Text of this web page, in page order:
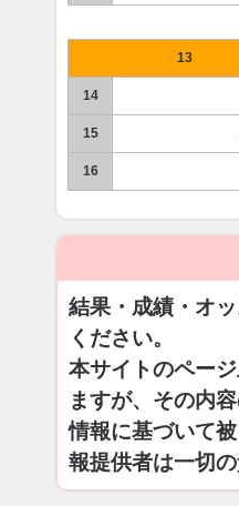
13
14
15
16
結果・成績・オ
ください。
本サイトのペー
ますが、その内
情報に基づいて
報提供者は一切